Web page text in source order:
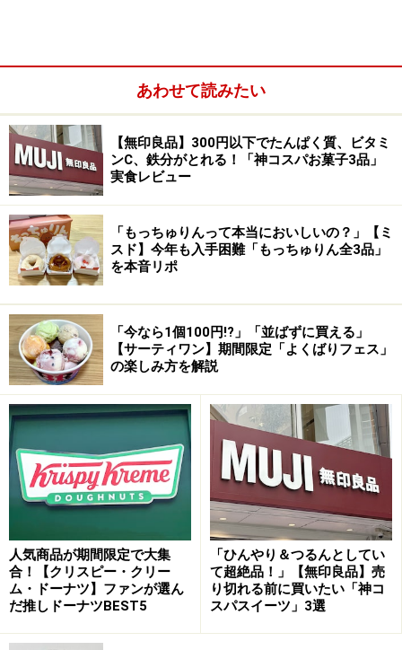
1. 「桜もちっとドーナツ 咲くいちごみる
く」
「桜もちっとドーナツ 咲くいちごみるく」テイクアウト216
円／イートイン220円
最初に紹介するのは、「桜もちっとドーナツ 咲くいちご
売されたドーナツの中でも、ひときわ目を引くかわいら
しいビジュアルが印象的。ピンク色のコーティングに桜
の花びらモチーフがあしらわれており、春らしさ満点で
す。
桜風味の生地にストロベリーチョコをコーティングし、
いちご顆粒といちごピューレ入りのいちごみるくあんが
トッピングされています。
もちもち食感の生地に、いちごとあんこのおいしさが重なる
和テイストのドーナツです
ひと口食べると、もっちりとした弾力のある生地に、い
あわせて読みたい
【無印良品】300円以下でたんぱく質、ビタミ
ンC、鉄分がとれる！「神コスパお菓子3品」
実食レビュー
「もっちゅりんって本当においしいの？」【ミ
スド】今年も入手困難「もっちゅりん全3品」
を本音リポ
「今なら1個100円!?」「並ばずに買える」
【サーティワン】期間限定「よくばりフェス」
の楽しみ方を解説
人気商品が期間限定で大集
合！【クリスピー・クリー
ム・ドーナツ】ファンが選ん
だ推しドーナツBEST5
「ひんやり＆つるんとしてい
て超絶品！」【無印良品】売
り切れる前に買いたい「神コ
スパスイーツ」3選